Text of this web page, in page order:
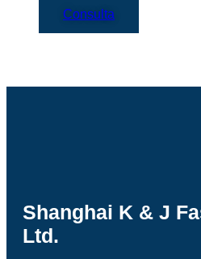
Consulta
Shanghai K & J
Ltd.